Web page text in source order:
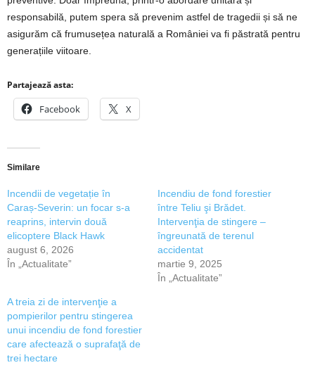
responsabilă, putem spera să prevenim astfel de tragedii și să ne
asigurăm că frumusețea naturală a României va fi păstrată pentru
generațiile viitoare.
Partajează asta:
Facebook X
Similare
Incendii de vegetație în
Caraș-Severin: un focar s-a
reaprins, intervin două
elicoptere Black Hawk
august 6, 2026
În „Actualitate”
Incendiu de fond forestier
între Teliu şi Brădet.
Intervenţia de stingere –
îngreunată de terenul
accidentat
martie 9, 2025
În „Actualitate”
A treia zi de intervenţie a
pompierilor pentru stingerea
unui incendiu de fond forestier
care afectează o suprafaţă de
trei hectare